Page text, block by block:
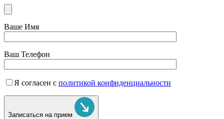
Ваше Имя
Ваш Телефон
Я согласен с политикой конфиденциальности
Записаться на прием